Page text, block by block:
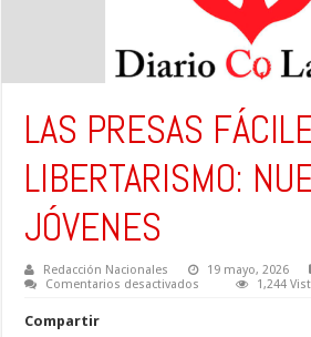
LAS PRESAS
LIBERTARISMO:
JÓVENES
Redacción Nacionales 19 mayo, 2026
Comentarios desactivados
1,244
Compartir